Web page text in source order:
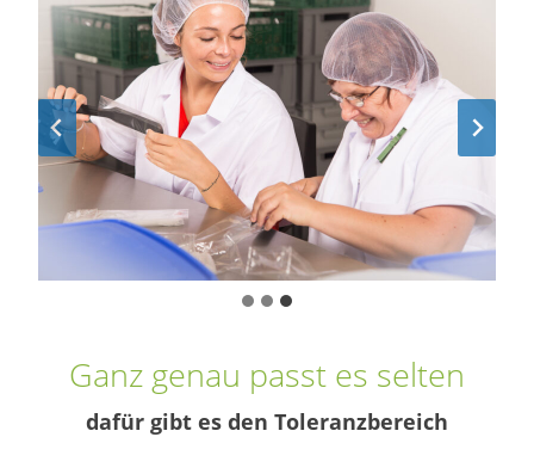
Ganz genau passt es selten
dafür gibt es den Toleranzbereich